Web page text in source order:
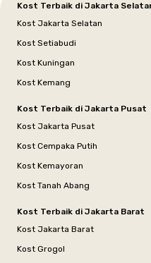
Kost Terbaik di Jakarta
Kost Jakarta Selatan
Kost Setiabudi
Kost Kuningan
Kost Kemang
Kost Terbaik di Jakarta Pusat
Kost Jakarta Pusat
Kost Cempaka Putih
Kost Kemayoran
Kost Tanah Abang
Kost Terbaik di Jakarta Barat
Kost Jakarta Barat
Kost Grogol